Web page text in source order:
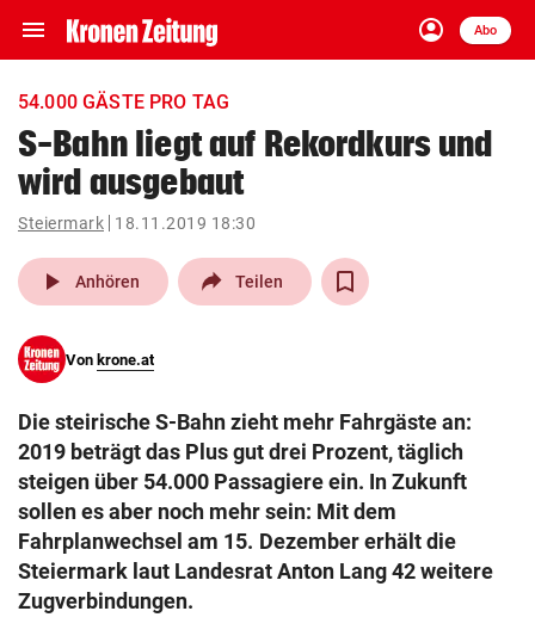
menu Navigation
ein-/ausklappen
account_circle
Anmelden
Abo
close Schließen
account_circle Anmelden
pin_drop
Wien arrow_right
search
eingeben
© Krone Multimedia GmbH & Co KG 2026
Muthgasse 2, 1190 Wien
54.000 GÄSTE PRO TAG
S-Bahn liegt auf Rekordkurs und
wird ausgebaut
Steiermark 18.11.2019 18:30
play_arrow Anhören Teilen
Von krone.at
Die steirische S-Bahn zieht mehr Fahrgäste an:
2019 beträgt das Plus gut drei Prozent, täglich
steigen über 54.000 Passagiere ein. In Zukunft
sollen es aber noch mehr sein: Mit dem
Fahrplanwechsel am 15. Dezember erhält die
Steiermark laut Landesrat Anton Lang 42 weitere
Zugverbindungen.